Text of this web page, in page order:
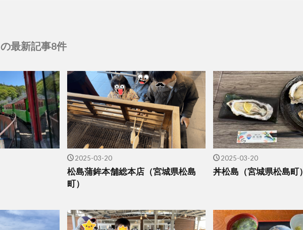
の最新記事8件
2025-03-20
松島蒲鉾本舗総本店（宮城県松島
町）
2025-03-20
丼松島（宮城県松島町）